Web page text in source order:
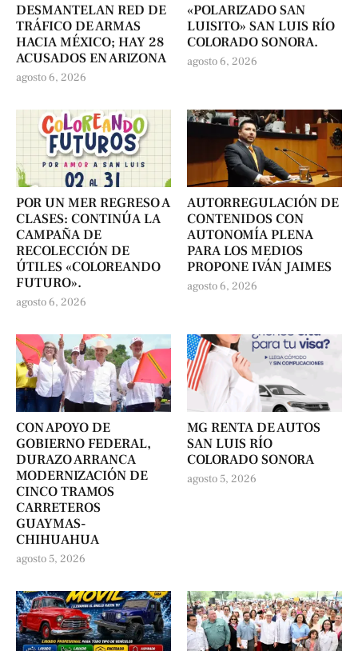
DESMANTELAN RED DE
TRÁFICO DE ARMAS
HACIA MÉXICO; HAY 28
ACUSADOS EN ARIZONA
agosto 6, 2026
«POLARIZADO SAN
LUISITO» SAN LUIS RÍO
COLORADO SONORA.
agosto 6, 2026
POR UN MER REGRESO A
CLASES: CONTINÚA LA
CAMPAÑA DE
RECOLECCIÓN DE
ÚTILES «COLOREANDO
FUTURO».
agosto 6, 2026
AUTORREGULACIÓN DE
CONTENIDOS CON
AUTONOMÍA PLENA
PARA LOS MEDIOS
PROPONE IVÁN JAIMES
agosto 6, 2026
CON APOYO DE
GOBIERNO FEDERAL,
DURAZO ARRANCA
MODERNIZACIÓN DE
CINCO TRAMOS
CARRETEROS
GUAYMAS-
CHIHUAHUA
agosto 5, 2026
MG RENTA DE AUTOS
SAN LUIS RÍO
COLORADO SONORA
agosto 5, 2026